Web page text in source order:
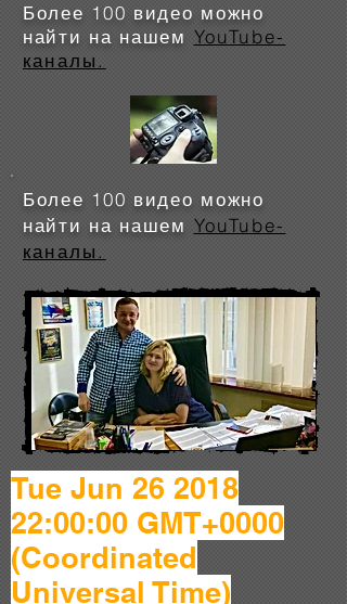
Более 100 видео можно
найти на нашем YouTube-
каналы.
Более 100 видео можно
найти на нашем YouTube-
каналы.
Tue Jun 26 2018
22:00:00 GMT+0000
(Coordinated
Universal Time)